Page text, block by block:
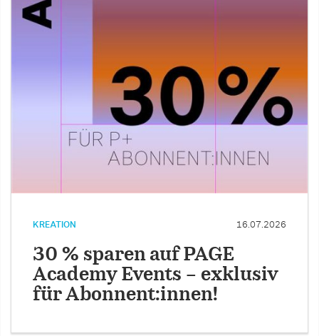
KREATION 16.07.2026
30 % sparen auf PAGE
Academy Events – exklusiv
für Abonnent:innen!